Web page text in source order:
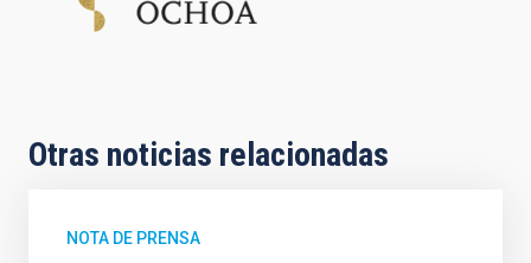
Otras noticias relacionadas
NOTA DE PRENSA